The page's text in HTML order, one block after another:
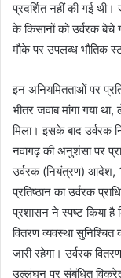
प्रदर्शित नहीं की गई
के किसानों को उर्वरक
मौके पर उपलब्ध भौतिक
इन अनियमितताओं पर
भीतर जवाब मांगा गया
मिला। इसके बाद उर्वरक
नवागढ़ की अनुशंसा पर
उर्वरक (नियंत्रण) आदेश,
प्रतिष्ठान का उर्वरक
प्रशासन ने स्पष्ट किया है
वितरण व्यवस्था
जारी रहेगा। उर्वरक
उल्लंघन पर संबंधित